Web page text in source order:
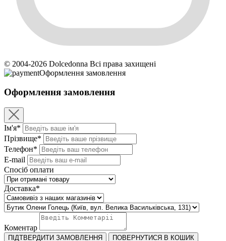
© 2004-2026 Dolcedonna Всі права захищені
Оформлення замовлення
Оформлення замовлення
Ім'я*
Прізвище*
Телефон*
E-mail
Спосіб оплати
Доставка*
Коментар
ПІДТВЕРДИТИ ЗАМОВЛЕННЯ ПОВЕРНУТИСЯ В КОШИК